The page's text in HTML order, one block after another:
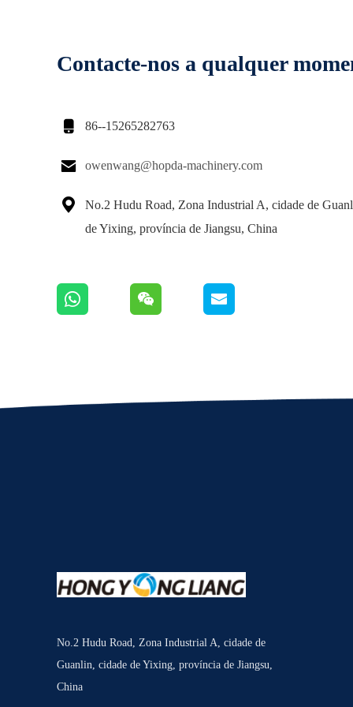
Contacte-nos a qualquer
 86--15265282763
 owenwang@hopda-machinery.com

No.2 Hudu Road, Zona Industrial A, cidade de
de Yixing, província de Jiangsu, China
No.2 Hudu Road, Zona Industrial A, cidade de
Guanlin, cidade de Yixing, província de Jiangsu,
China